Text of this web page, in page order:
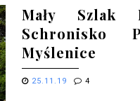
Mały Szlak
Schronisko
Myślenice
25.11.19 4